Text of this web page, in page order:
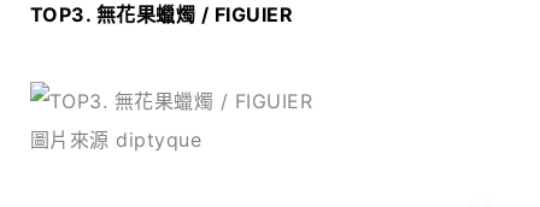
TOP3. 無花果蠟燭 / FIGUIER
圖片來源 diptyque